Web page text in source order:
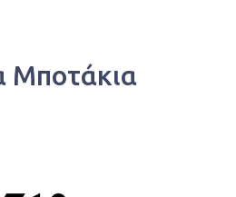
Μποτάκια